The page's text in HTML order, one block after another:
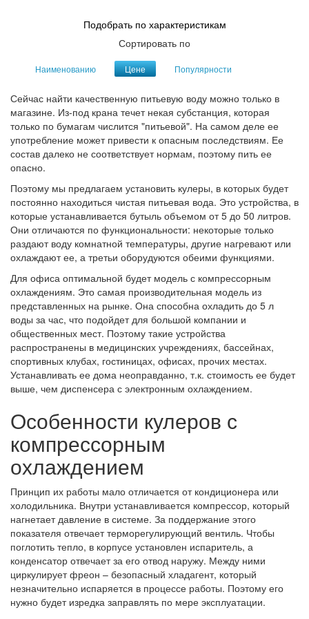
Подобрать по характеристикам
Сортировать по
Наименованию Цене Популярности
Сейчас найти качественную питьевую воду можно только в
магазине. Из-под крана течет некая субстанция, которая
только по бумагам числится "питьевой". На самом деле ее
употребление может привести к опасным последствиям. Ее
состав далеко не соответствует нормам, поэтому пить ее
опасно.
Поэтому мы предлагаем установить кулеры, в которых будет
постоянно находиться чистая питьевая вода. Это устройства, в
которые устанавливается бутыль объемом от 5 до 50 литров.
Они отличаются по функциональности: некоторые только
раздают воду комнатной температуры, другие нагревают или
охлаждают ее, а третьи оборудуются обеими функциями.
Для офиса оптимальной будет модель с компрессорным
охлаждениям. Это самая производительная модель из
представленных на рынке. Она способна охладить до 5 л
воды за час, что подойдет для большой компании и
общественных мест. Поэтому такие устройства
распространены в медицинских учреждениях, бассейнах,
спортивных клубах, гостиницах, офисах, прочих местах.
Устанавливать ее дома неоправданно, т.к. стоимость ее будет
выше, чем диспенсера с электронным охлаждением.
Особенности кулеров с
компрессорным
охлаждением
Принцип их работы мало отличается от кондиционера или
холодильника. Внутри устанавливается компрессор, который
нагнетает давление в системе. За поддержание этого
показателя отвечает терморегулирующий вентиль. Чтобы
поглотить тепло, в корпусе установлен испаритель, а
конденсатор отвечает за его отвод наружу. Между ними
циркулирует фреон – безопасный хладагент, который
незначительно испаряется в процессе работы. Поэтому его
нужно будет изредка заправлять по мере эксплуатации.